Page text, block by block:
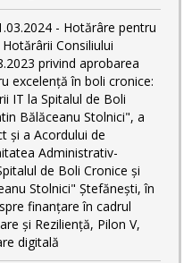
- Hotărâre pentru
Consiliului
privind aprobarea
excelență în boli cronice:
IT la Spitalul de Boli
Bălăceanu Stolnici", a
și a Acordului de
Administrativ-
de Boli Cronice și
Stolnici" Ștefănești, în
finanțare în cadrul
și Reziliență, Pilon V,
digitală